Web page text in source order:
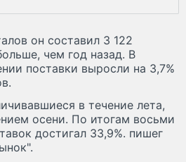
он составил 3 122
чем год назад. В
поставки выросли на 3,7%
в течение лета,
осени. По итогам восьми
достигал 33,9%. пишег